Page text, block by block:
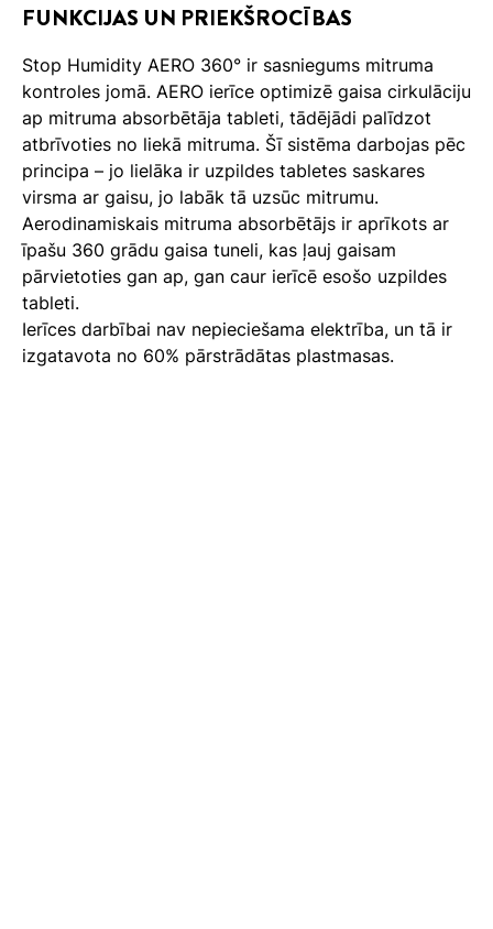
FUNKCIJAS UN PRIEKŠROCĪBAS
Stop Humidity AERO 360° ir sasniegums mitruma
kontroles jomā. AERO ierīce optimizē gaisa cirkulāciju
ap mitruma absorbētāja tableti, tādējādi palīdzot
atbrīvoties no liekā mitruma. Šī sistēma darbojas pēc
principa – jo lielāka ir uzpildes tabletes saskares
virsma ar gaisu, jo labāk tā uzsūc mitrumu.
Aerodinamiskais mitruma absorbētājs ir aprīkots ar
īpašu 360 grādu gaisa tuneli, kas ļauj gaisam
pārvietoties gan ap, gan caur ierīcē esošo uzpildes
tableti.
Ierīces darbībai nav nepieciešama elektrība, un tā ir
izgatavota no 60% pārstrādātas plastmasas.